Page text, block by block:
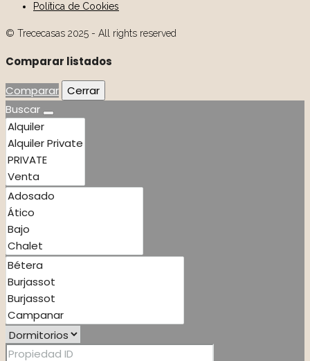
Política de Cookies
© Trececasas 2025 - All rights reserved
Comparar listados
Comparar Cerrar
Buscar